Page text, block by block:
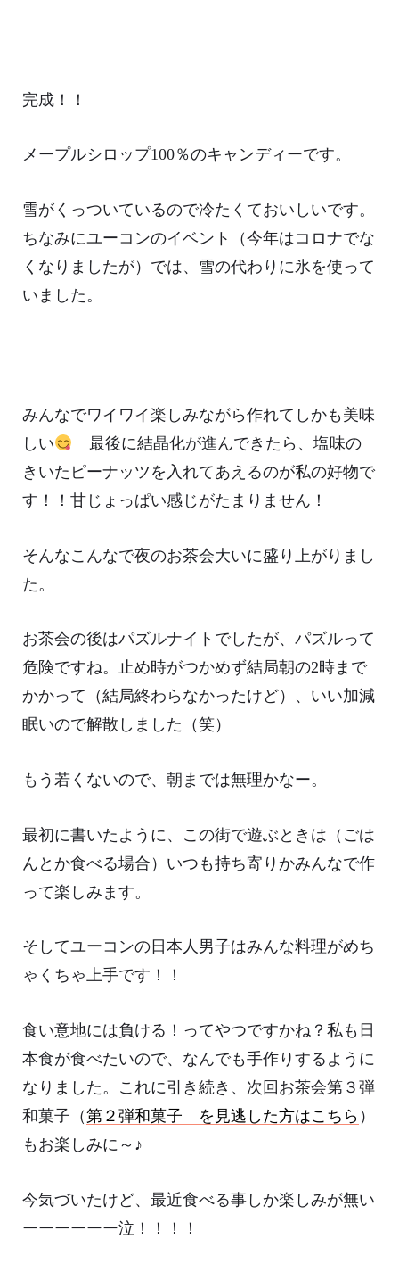
完成！！
メープルシロップ100％のキャンディーです。
雪がくっついているので冷たくておいしいです。
ちなみにユーコンのイベント（今年はコロナでな
くなりましたが）では、雪の代わりに氷を使って
いました。
みんなでワイワイ楽しみながら作れてしかも美味
しい
最後に結晶化が進んできたら、塩味の
きいたピーナッツを入れてあえるのが私の好物で
す！！甘じょっぱい感じがたまりません！
そんなこんなで夜のお茶会大いに盛り上がりまし
た。
お茶会の後はパズルナイトでしたが、パズルって
危険ですね。止め時がつかめず結局朝の2時まで
かかって（結局終わらなかったけど）、いい加減
眠いので解散しました（笑）
もう若くないので、朝までは無理かなー。
最初に書いたように、この街で遊ぶときは（ごは
んとか食べる場合）いつも持ち寄りかみんなで作
って楽しみます。
そしてユーコンの日本人男子はみんな料理がめち
ゃくちゃ上手です！！
食い意地には負ける！ってやつですかね？私も日
本食が食べたいので、なんでも手作りするように
なりました。これに引き続き、次回お茶会第３弾
和菓子（第２弾和菓子 を見逃した方はこちら ）
もお楽しみに～♪
今気づいたけど、最近食べる事しか楽しみが無い
ーーーーーー泣！！！！